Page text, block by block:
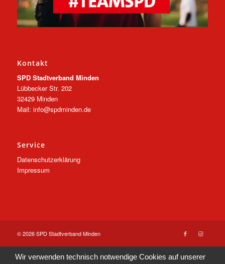
Kontakt
SPD Stadtverband Minden
Lübbecker Str. 202
32429 Minden
Mail: info@spdminden.de
Service
Datenschutzerklärung
Impressum
© 2026 SPD Stadtverband Minden
Wir verwenden technisch notwendige Cookies auf unserer